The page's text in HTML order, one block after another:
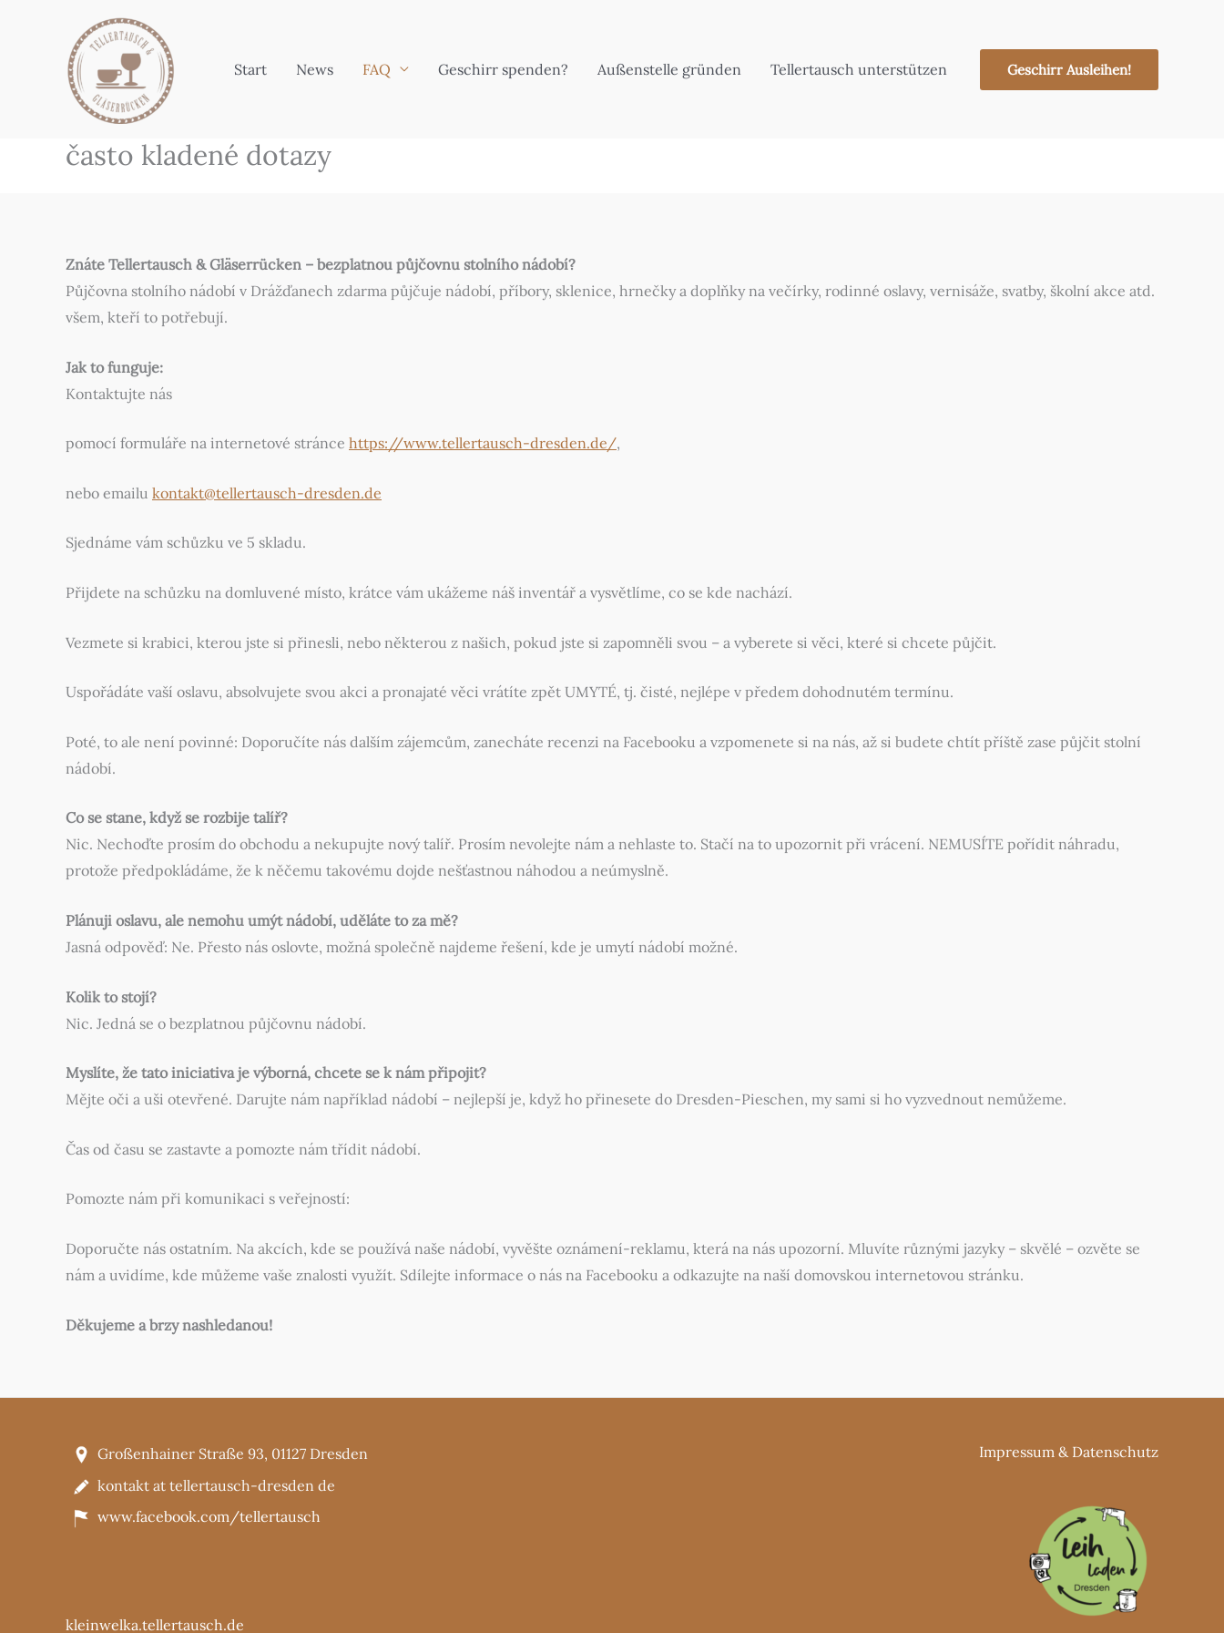
Start News FAQ Geschirr spenden? Außenstelle gründen Tellertausch unterstützen Geschirr Ausleihen!
často kladené dotazy
Znáte Tellertausch & Gläserrücken – bezplatnou půjčovnu stolního nádobí?
Půjčovna stolního nádobí v Drážďanech zdarma půjčuje nádobí, příbory, sklenice, hrnečky a doplňky na večírky, rodinné oslavy, vernisáže, svatby, školní akce atd.
všem, kteří to potřebují.
Jak to funguje:
Kontaktujte nás
pomocí formuláře na internetové stránce https://www.tellertausch-dresden.de/,
nebo emailu kontakt@tellertausch-dresden.de
Sjednáme vám schůzku ve 5 skladu.
Přijdete na schůzku na domluvené místo, krátce vám ukážeme náš inventář a vysvětlíme, co se kde nachází.
Vezmete si krabici, kterou jste si přinesli, nebo některou z našich, pokud jste si zapomněli svou – a vyberete si věci, které si chcete půjčit.
Uspořádáte vaší oslavu, absolvujete svou akci a pronajaté věci vrátíte zpět UMYTÉ, tj. čisté, nejlépe v předem dohodnutém termínu.
Poté, to ale není povinné: Doporučíte nás dalším zájemcům, zanecháte recenzi na Facebooku a vzpomenete si na nás, až si budete chtít příště zase půjčit stolní
nádobí.
Co se stane, když se rozbije talíř?
Nic. Nechoďte prosím do obchodu a nekupujte nový talíř. Prosím nevolejte nám a nehlaste to. Stačí na to upozornit při vrácení. NEMUSÍTE pořídit náhradu,
protože předpokládáme, že k něčemu takovému dojde nešťastnou náhodou a neúmyslně.
Plánuji oslavu, ale nemohu umýt nádobí, uděláte to za mě?
Jasná odpověď: Ne. Přesto nás oslovte, možná společně najdeme řešení, kde je umytí nádobí možné.
Kolik to stojí?
Nic. Jedná se o bezplatnou půjčovnu nádobí.
Myslíte, že tato iniciativa je výborná, chcete se k nám připojit?
Mějte oči a uši otevřené. Darujte nám například nádobí – nejlepší je, když ho přinesete do Dresden-Pieschen, my sami si ho vyzvednout nemůžeme.
Čas od času se zastavte a pomozte nám třídit nádobí.
Pomozte nám při komunikaci s veřejností:
Doporučte nás ostatním. Na akcích, kde se používá naše nádobí, vyvěšte oznámení-reklamu, která na nás upozorní. Mluvíte různými jazyky – skvělé – ozvěte se
nám a uvidíme, kde můžeme vaše znalosti využít. Sdílejte informace o nás na Facebooku a odkazujte na naší domovskou internetovou stránku.
Děkujeme a brzy nashledanou!
Großenhainer Straße 93, 01127 Dresden
kontakt at tellertausch-dresden de
www.facebook.com/tellertausch
kleinwelka.tellertausch.de
Impressum & Datenschutz